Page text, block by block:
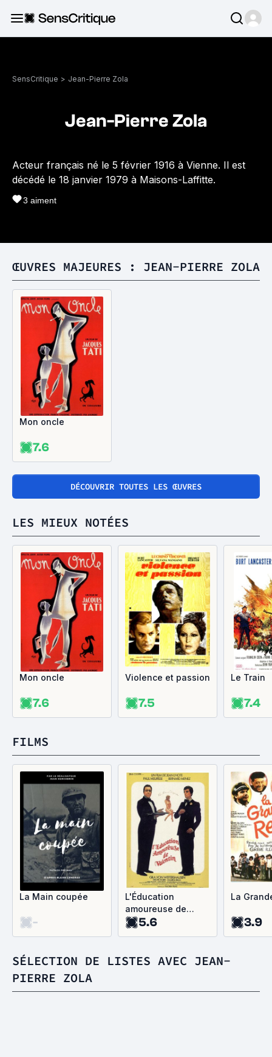
SensCritique > Jean-Pierre Zola
Jean-Pierre Zola
Acteur français né le 5 février 1916 à Vienne. Il est
décédé le 18 janvier 1979 à Maisons-Laffitte.
3 aiment
ŒUVRES MAJEURES : JEAN-PIERRE ZOLA
Mon oncle
7.6
DÉCOUVRIR TOUTES LES ŒUVRES
LES MIEUX NOTÉES
Mon oncle
7.6
Violence et passion
7.5
Le Train
7.4
FILMS
La Main coupée
-
L'Éducation
amoureuse de
Valentin
5.6
La
3.9
SÉLECTION DE LISTES AVEC JEAN-
PIERRE ZOLA